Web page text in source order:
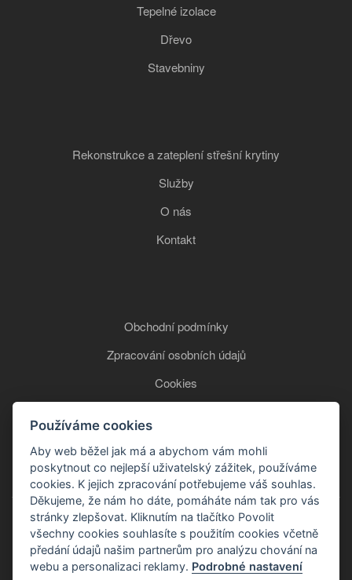
Tepelné izolace
Dřevo
Stavebniny
Rekonstrukce a zateplení střešní krytiny
Služby
O nás
Kontakt
Obchodní podmínky
Zpracování osobních údajů
Cookies
+420 777 850 465
Používáme cookies
Aby web běžel jak má a abychom vám mohli
poskytnout co nejlepší uživatelský zážitek, používáme
cookies. K jejich zpracování potřebujeme váš souhlas.
Děkujeme, že nám ho dáte, pomáháte nám tak pro vás
stránky zlepšovat. Kliknutím na tlačítko Povolit
všechny cookies souhlasíte s použitím cookies včetně
předání údajů našim partnerům pro analýzu chování na
webu a personalizaci reklamy. Podrobné nastavení